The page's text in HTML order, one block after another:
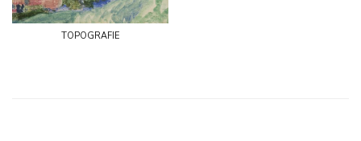
topografie